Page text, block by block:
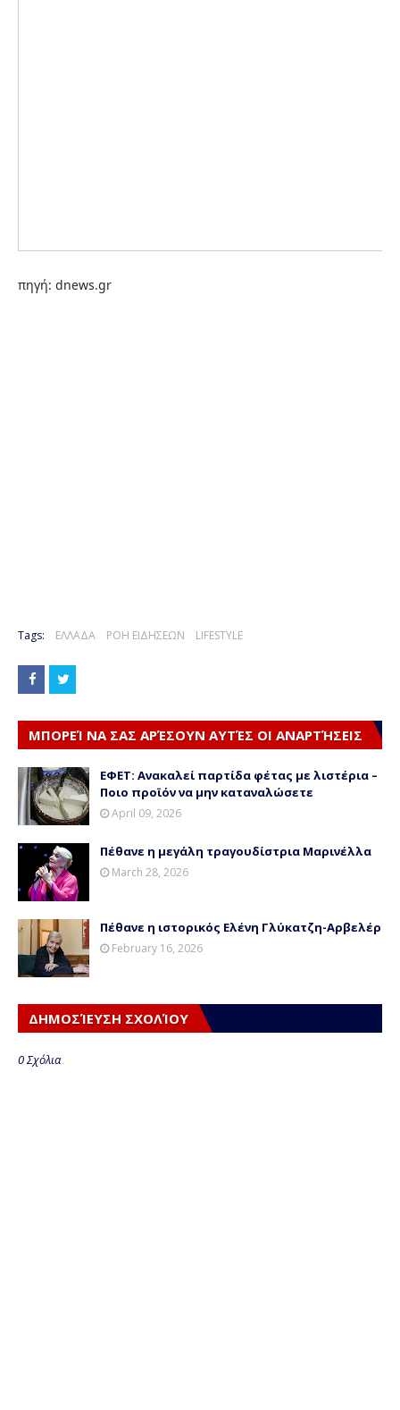
πηγή: dnews.gr
Tags: ΕΛΛΑΔΑ ΡΟΗ ΕΙΔΗΣΕΩΝ LIFESTYLE
ΜΠΟΡΕΊ ΝΑ ΣΑΣ ΑΡΈΣΟΥΝ ΑΥΤΈΣ ΟΙ ΑΝΑΡΤΉΣΕΙΣ
ΕΦΕΤ: Ανακαλεί παρτίδα φέτας με λιστέρια –
Ποιο προϊόν να μην καταναλώσετε
April 09, 2026
Πέθανε η μεγάλη τραγουδίστρια Μαρινέλλα
March 28, 2026
Πέθανε η ιστορικός Ελένη Γλύκατζη-Αρβελέρ
February 16, 2026
ΔΗΜΟΣΊΕΥΣΗ ΣΧΟΛΊΟΥ
0 Σχόλια